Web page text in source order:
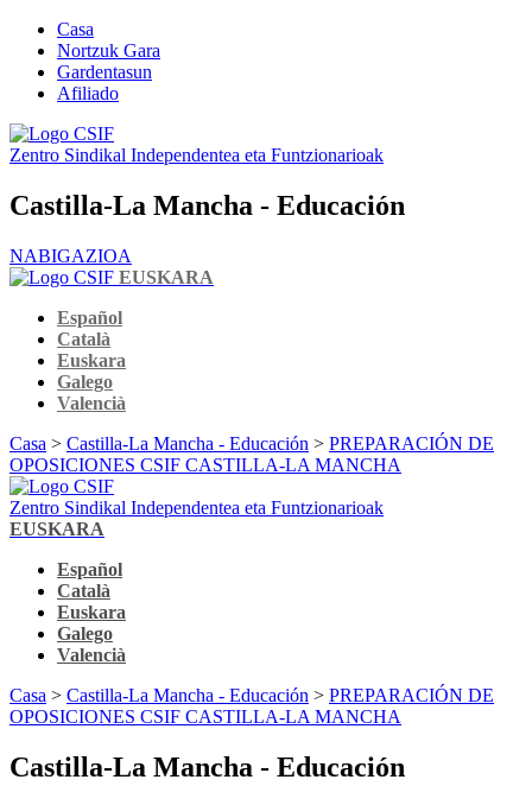
Casa
Nortzuk Gara
Gardentasun
Afiliado
Zentro Sindikal Independentea eta Funtzionarioak
Castilla-La Mancha - Educación
NABIGAZIOA
EUSKARA
Español
Català
Euskara
Galego
Valencià
Casa > Castilla-La Mancha - Educación > PREPARACIÓN DE
OPOSICIONES CSIF CASTILLA-LA MANCHA
Zentro Sindikal Independentea eta Funtzionarioak
EUSKARA
Español
Català
Euskara
Galego
Valencià
Casa > Castilla-La Mancha - Educación > PREPARACIÓN DE
OPOSICIONES CSIF CASTILLA-LA MANCHA
Castilla-La Mancha - Educación